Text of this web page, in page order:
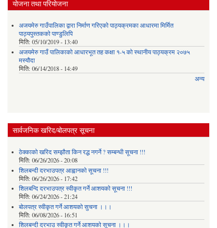
योजना तथा परियोजना
अजयमेरु गाउँपालिका द्वारा निर्माण गरिएको पाठ्यक्रमका आधारमा मिर्मित
पाठ्यपुस्तकको पाण्डुलिपि
मिति: 05/10/2019 - 13:40
अजयमेरु गाउँ पालिकाको आधारभूत तह कक्षा १-५ को स्थानीय पाठ्यक्रम २०७५
मस्यौदा
मिति: 06/14/2018 - 14:49
अन्य
सार्वजनिक खरिद/बोलपत्र सूचना
ठेक्काको खरिद सम्झौता किन रद्ध नगर्ने ? सम्बन्धी सूचना !!!
मिति: 06/26/2026 - 20:08
शिलबन्दी दरभाउपत्र आह्वानको सूचना !!!
मिति: 06/26/2026 - 17:42
शिलबन्दि दरभाउपत्र स्वीकृत गर्ने आशयकाे सूचना !!!
मिति: 06/24/2026 - 21:24
बोलपत्र स्वीकृत गर्ने आशयको सुचना ।।।
मिति: 06/08/2026 - 16:51
शिलबन्दी दरभाउ स्वीकृत गर्ने आशयको सूचना ।।।